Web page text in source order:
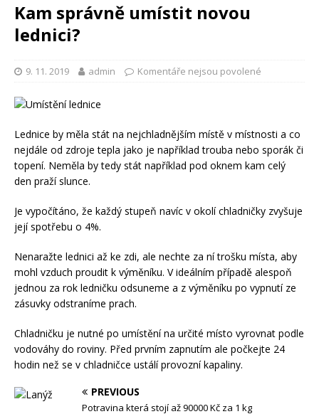
Kam správně umístit novou
lednici?
9. 11. 2019 admin Komentáře nejsou povolené
Lednice by měla stát na nejchladnějším místě v místnosti a co
nejdále od zdroje tepla jako je například trouba nebo sporák či
topení. Neměla by tedy stát například pod oknem kam celý
den praží slunce.
Je vypočítáno, že každý stupeň navíc v okolí chladničky zvyšuje
její spotřebu o 4%.
Nenaražte lednici až ke zdi, ale nechte za ní trošku místa, aby
mohl vzduch proudit k výměníku. V ideálním případě alespoň
jednou za rok ledničku odsuneme a z výměníku po vypnutí ze
zásuvky odstraníme prach.
Chladničku je nutné po umístění na určité místo vyrovnat podle
vodováhy do roviny. Před prvním zapnutím ale počkejte 24
hodin než se v chladničce ustálí provozní kapaliny.
PREVIOUS
Potravina která stojí až 90000 Kč za 1 kg